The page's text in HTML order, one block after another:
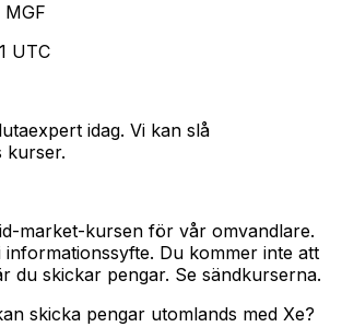
MGF
UTC
idag. Vi kan slå
kurser.
market-kursen för vår omvandlare.
informationssyfte. Du kommer inte att
du skickar pengar. Se sändkurserna.
skicka pengar utomlands med Xe?